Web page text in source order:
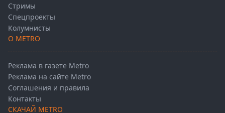
Стримы
Спецпроекты
Колумнисты
О METRO
Реклама в газете Metro
Реклама на сайте Metro
Соглашения и правила
Контакты
СКАЧАЙ METRO